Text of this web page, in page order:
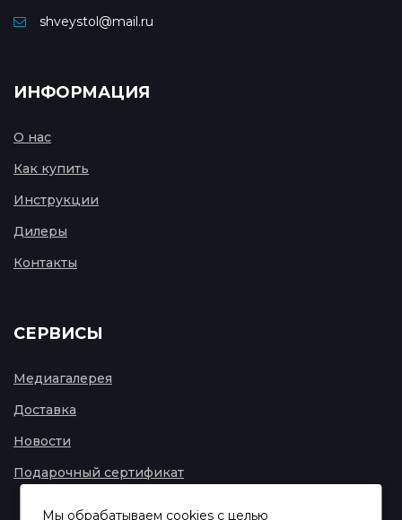
shveystol@mail.ru
ИНФОРМАЦИЯ
О нас
Как купить
Инструкции
Дилеры
Контакты
СЕРВИСЫ
Медиагалерея
Доставка
Новости
Подарочный сертификат
Мы обрабатываем cookies с целью